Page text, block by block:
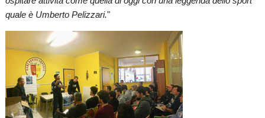
quale è Umberto Pelizzari."